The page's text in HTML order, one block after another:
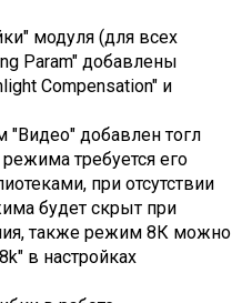
модуля (для всех
Param" добавлены
Compensation" и
добавлен тогл
требуется его
при отсутствии
будет скрыт при
также режим 8К можно
в настройках